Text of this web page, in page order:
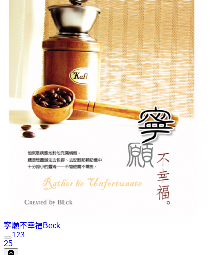
寧願不幸福Beck
123
25